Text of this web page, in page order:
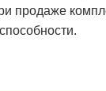
продаже